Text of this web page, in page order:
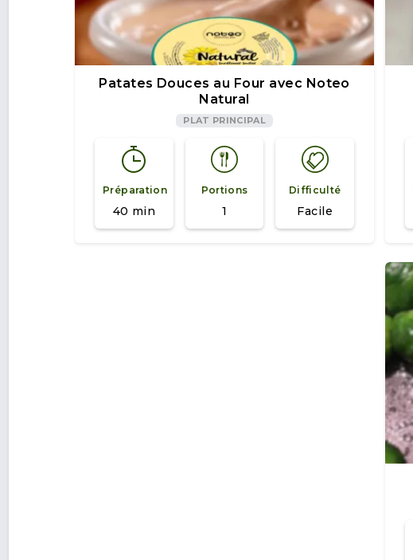
Patates Douces au Four avec Noteo
Natural
PLAT PRINCIPAL
Préparation
40 min
Portions
1
Difficulté
Facile